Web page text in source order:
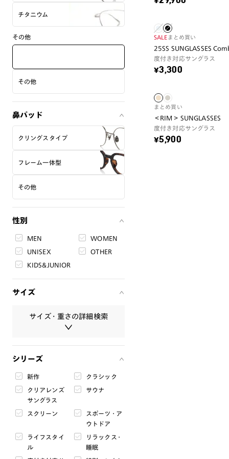
チタニウム
その他
その他
鼻パッド
クリングスタイプ
フレーム一体型
その他
性別
MEN WOMEN
UNISEX OTHER
KIDS&JUNIOR
サイズ
サイズ・重さの詳細検索
サイズ・重さは必ず半角数字で入
力してください。
レンズ幅
mm
ブリッジ幅
テンプル
シリーズ
新作 クラシック
クリアレンズ
サングラス
サウナ
スクリーン
スポーツ・ア
ウトドア
ライフスタイ
ル
リラックス・
睡眠
SALE まとめ買い
25SS SUNGLASSES
度付き対応サングラス
¥3,300
まとめ買い
＜RIM＞ SUNGLASSES
度付き対応サングラス
¥5,900